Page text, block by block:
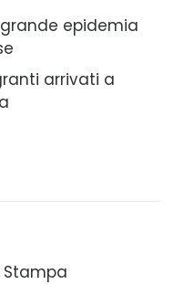
grande epidemia
arrivati a
Stampa